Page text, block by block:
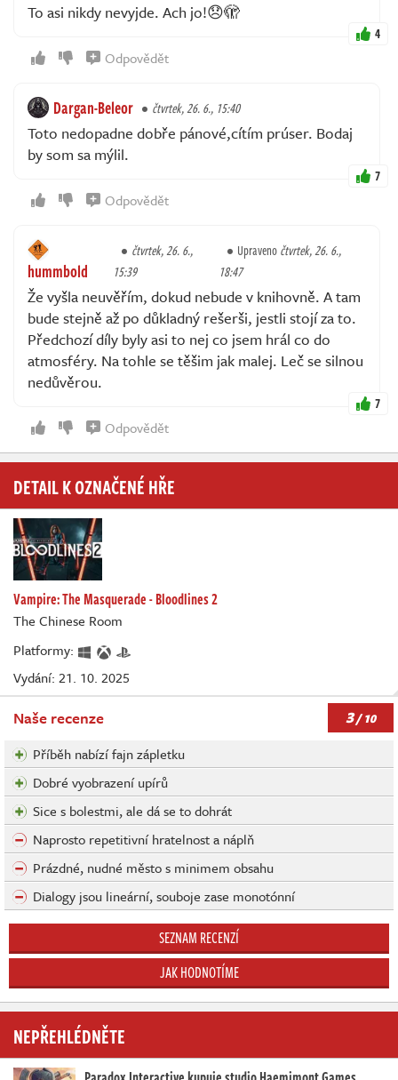
To asi nikdy nevyjde. Ach jo!😞🫣
4
Odpovědět
Dargan-Beleor čtvrtek, 26. 6., 15:40
Toto nedopadne dobře pánové,cítím prúser. Bodaj
by som sa mýlil.
7
Odpovědět
hummbold
čtvrtek, 26. 6.,
15:39
Upravenočtvrtek, 26. 6.,
18:47
Že vyšla neuvěřím, dokud nebude v knihovně. A tam
bude stejně až po důkladný rešerši, jestli stojí za to.
Předchozí díly byly asi to nej co jsem hrál co do
atmosféry. Na tohle se těšim jak malej. Leč se silnou
nedůvěrou.
7
Odpovědět
DETAIL K OZNAČENÉ HŘE
Vampire: The Masquerade - Bloodlines 2
The Chinese Room
Platformy:
Vydání: 21. 10. 2025
Naše recenze 3/ 10
Příběh nabízí fajn zápletku
Dobré vyobrazení upírů
Sice s bolestmi, ale dá se to dohrát
Naprosto repetitivní hratelnost a náplň
Prázdné, nudné město s minimem obsahu
Dialogy jsou lineární, souboje zase monotónní
SEZNAM RECENZÍ
JAK HODNOTÍME
NEPŘEHLÉDNĚTE